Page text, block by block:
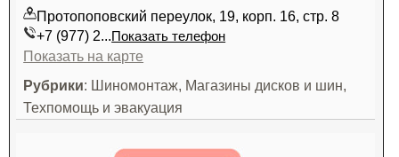
Протопоповский переулок, 19, корп. 16, стр. 8
+7 (977) 2...Показать телефон
Показать на карте
Рубрики: Шиномонтаж, Магазины дисков и шин,
Техпомощь и эвакуация